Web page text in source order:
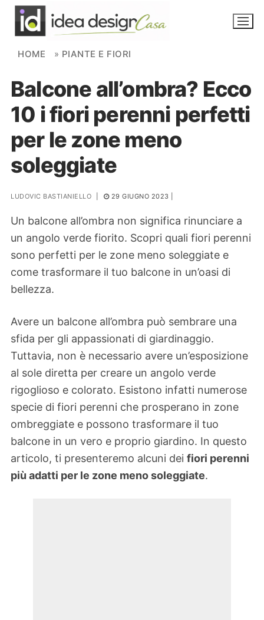
Skip to content
NOVITÀ
AMBIENTI
FAI DA TE
PIANTE
Ortaggio
HOME » PIANTE E FIORI
Balcone all’ombra? Ecco
10 i fiori perenni perfetti
per le zone meno
soleggiate
LUDOVIC BASTIANIELLO 29 GIUGNO 2023
Un balcone all’ombra non significa rinunciare a
un angolo verde fiorito. Scopri quali fiori perenni
sono perfetti per le zone meno soleggiate e
come trasformare il tuo balcone in un’oasi di
bellezza.
Avere un balcone all’ombra può sembrare una
sfida per gli appassionati di giardinaggio.
Tuttavia, non è necessario avere un’esposizione
al sole diretta per creare un angolo verde
rigoglioso e colorato. Esistono infatti numerose
specie di fiori perenni che prosperano in zone
ombreggiate e possono trasformare il tuo
balcone in un vero e proprio giardino. In questo
articolo, ti presenteremo alcuni dei fiori perenni
più adatti per le zone meno soleggiate.